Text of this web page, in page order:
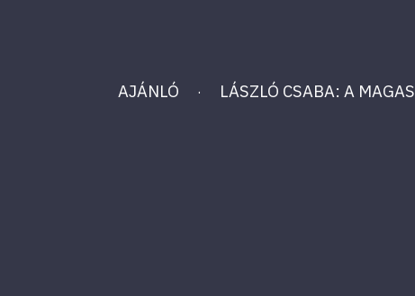
AJÁNLÓ · LÁSZLÓ CSABA: A